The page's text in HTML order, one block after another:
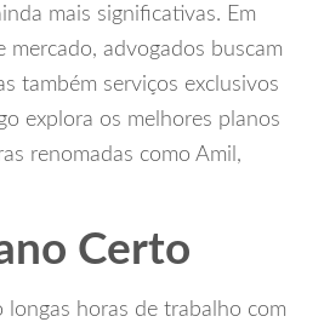
mais significativas. Em
mercado, advogados buscam
também serviços exclusivos
explora os melhores planos
renomadas como Amil,
Certo
horas de trabalho com